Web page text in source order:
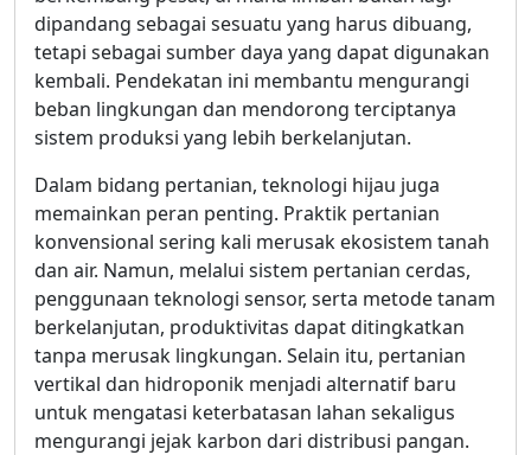
dipandang sebagai sesuatu yang harus dibuang,
tetapi sebagai sumber daya yang dapat digunakan
kembali. Pendekatan ini membantu mengurangi
beban lingkungan dan mendorong terciptanya
sistem produksi yang lebih berkelanjutan.
Dalam bidang pertanian, teknologi hijau juga
memainkan peran penting. Praktik pertanian
konvensional sering kali merusak ekosistem tanah
dan air. Namun, melalui sistem pertanian cerdas,
penggunaan teknologi sensor, serta metode tanam
berkelanjutan, produktivitas dapat ditingkatkan
tanpa merusak lingkungan. Selain itu, pertanian
vertikal dan hidroponik menjadi alternatif baru
untuk mengatasi keterbatasan lahan sekaligus
mengurangi jejak karbon dari distribusi pangan.